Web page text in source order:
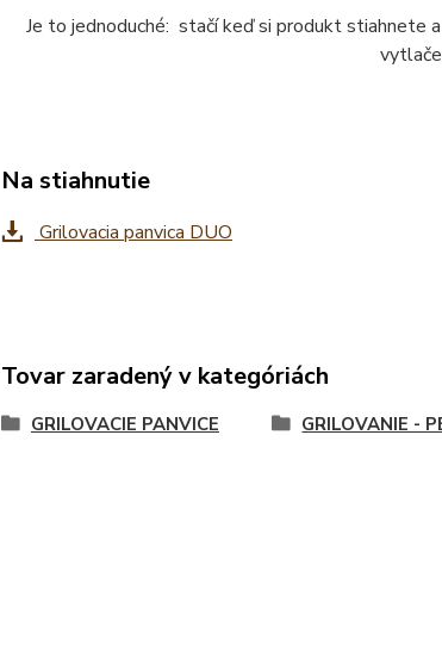
Je to jednoduché: stačí keď si produkt stiahnete
Na stiahnutie
Grilovacia panvica DUO
Tovar zaradený v kategóriách
GRILOVACIE PANVICE GRILOVANIE -